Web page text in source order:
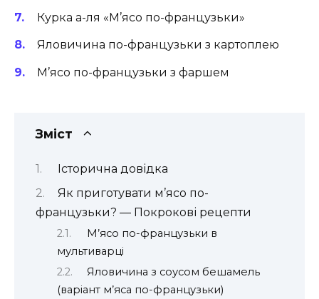
Курка а-ля «М’ясо по-французьки»
Яловичина по-французьки з картоплею
М’ясо по-французьки з фаршем
Зміст
Історична довідка
Як приготувати м’ясо по-
французьки? — Покрокові рецепти
М’ясо по-французьки в
мультиварці
Яловичина з соусом бешамель
(варіант м’яса по-французьки)